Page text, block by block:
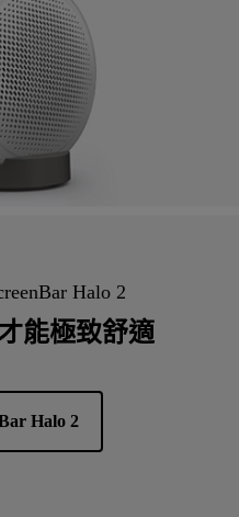
Halo 2
能極致舒適
Halo 2